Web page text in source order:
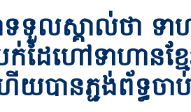
ទទួលស្គាល់ថា ទា
ក់ដៃហៅទាហានខ្
យបានភ្ជង់ព័ទ្ធចា